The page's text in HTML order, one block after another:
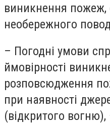
виникнення пожеж,
необережного
– Погодні умови
ймовірності
розповсюдження
при наявності
(відкритого